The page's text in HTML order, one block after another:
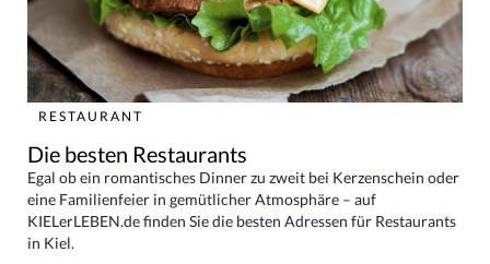
RESTAURANT
Die besten Restaurants
Egal ob ein romantisches Dinner zu zweit bei Kerzenschein oder
eine Familienfeier in gemütlicher Atmosphäre – auf
KIELerLEBEN.de finden Sie die besten Adressen für Restaurants
in Kiel.